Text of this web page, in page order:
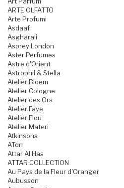
ARTE OLFATTO
Arte Profumi
Asdaaf
Asgharali
Asprey London
Aster Perfumes
Astre d'Orient
Astrophil & Stella
Atelier Bloem
Atelier Cologne
Atelier des Ors
Atelier Faye
Atelier Flou
Atelier Materi
Atkinsons
ATon
Attar Al Has
ATTAR COLLECTION
Au Pays de la Fleur d'Oranger
Aubusson